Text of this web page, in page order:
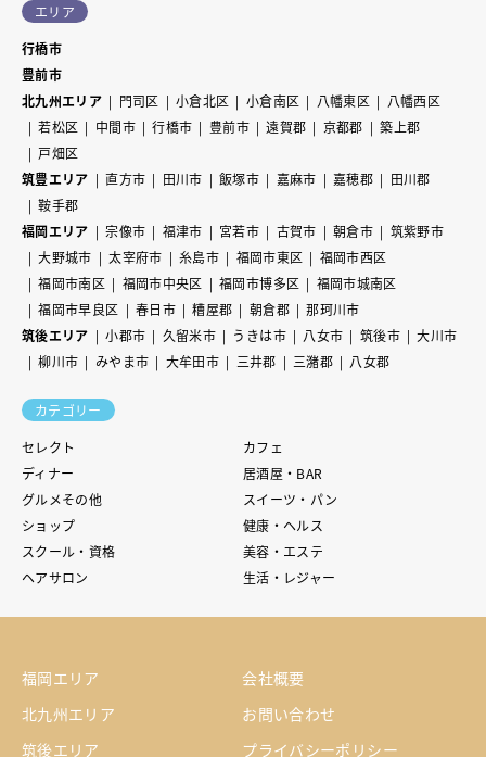
エリア
行橋市
豊前市
北九州エリア
門司区 小倉北区 小倉南区 八幡東区
八幡西区
若松区
中間市 行橋市 豊前市 遠賀郡 京都郡
築上郡
戸畑区
筑豊エリア
直方市 田川市 飯塚市 嘉麻市 嘉穂郡
田川郡
鞍手郡
福岡エリア
宗像市 福津市 宮若市 古賀市 朝倉市
筑紫野市
大野城市
太宰府市 糸島市 福岡市東区
福岡市西区
福岡市南区
福岡市中央区 福岡市博多区
福岡市城南区
福岡市早良区
春日市 糟屋郡 朝倉郡
那珂川市
筑後エリア
小郡市 久留米市 うきは市 八女市 筑後市
大川市
柳川市
みやま市 大牟田市 三井郡 三潴郡 八女郡
カテゴリー
セレクト
カフェ
ディナー
居酒屋・BAR
グルメその他
スイーツ・パン
ショップ
健康・ヘルス
スクール・資格
美容・エステ
ヘアサロン
生活・レジャー
福岡エリア
北九州エリア
筑後エリア
会社概要
お問い合わせ
プライバシーポリシー